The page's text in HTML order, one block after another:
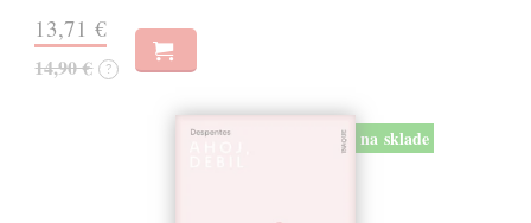
13,71 €
14,90 € ?
na sklade